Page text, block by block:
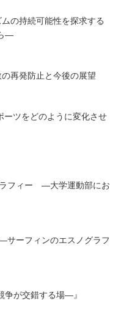
の持続可能性を探求する
―
再発防止と今後の展望
ツをどのように変化させ
フィー ―大学運動部にお
ーフィンのエスノグラフ
が交錯する場―』